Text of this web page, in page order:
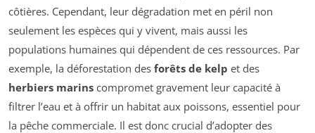
côtières. Cependant, leur dégradation met en péril non
seulement les espèces qui y vivent, mais aussi les
populations humaines qui dépendent de ces ressources. Par
exemple, la déforestation des forêts de kelp et des
herbiers marins compromet gravement leur capacité à
filtrer l’eau et à offrir un habitat aux poissons, essentiel pour
la pêche commerciale. Il est donc crucial d’adopter des